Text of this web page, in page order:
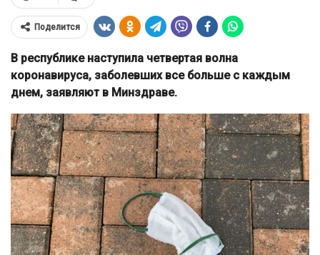
Поделится
В республике наступила четвертая волна
коронавируса, заболевших все больше с каждым
днем, заявляют в Минздраве.